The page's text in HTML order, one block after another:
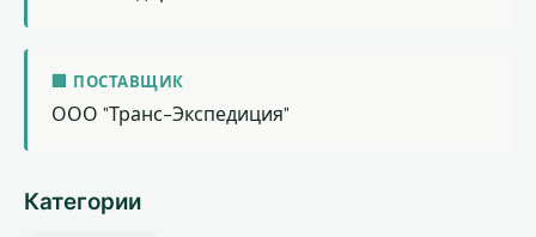
🏢 ПОСТАВЩИК
ООО "Транс-Экспедиция"
Категории